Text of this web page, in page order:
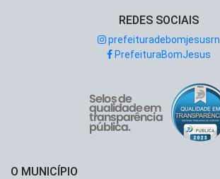
REDES SOCIAIS
prefeituradebomjesusrn
PrefeituraBomJesus
O MUNICÍPIO